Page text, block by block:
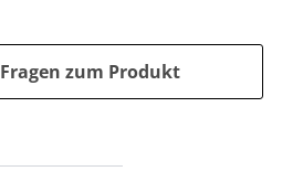
Fragen zum Produkt